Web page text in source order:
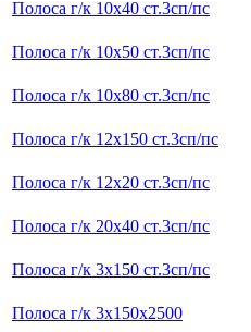
Полоса г/к 10х40 ст.3сп/пс
Полоса г/к 10х50 ст.3сп/пс
Полоса г/к 10х80 ст.3сп/пс
Полоса г/к 12х150 ст.3сп/пс
Полоса г/к 12х20 ст.3сп/пс
Полоса г/к 20х40 ст.3сп/пс
Полоса г/к 3х150 ст.3сп/пс
Полоса г/к 3х150х2500